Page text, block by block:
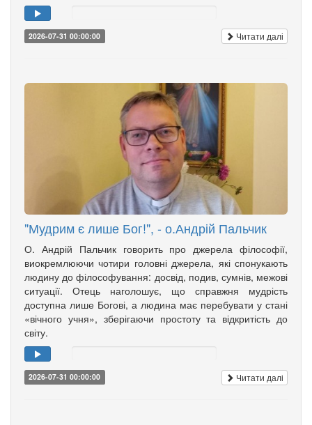
2026-07-31 00:00:00 Читати далі
"Мудрим є лише Бог!", - о.Андрій Пальчик
О. Андрій Пальчик говорить про джерела філософії,
виокремлюючи чотири головні джерела, які спонукають
людину до філософування: досвід, подив, сумнів, межові
ситуації. Отець наголошує, що справжня мудрість
доступна лише Богові, а людина має перебувати у стані
«вічного учня», зберігаючи простоту та відкритість до
світу.
2026-07-31 00:00:00 Читати далі